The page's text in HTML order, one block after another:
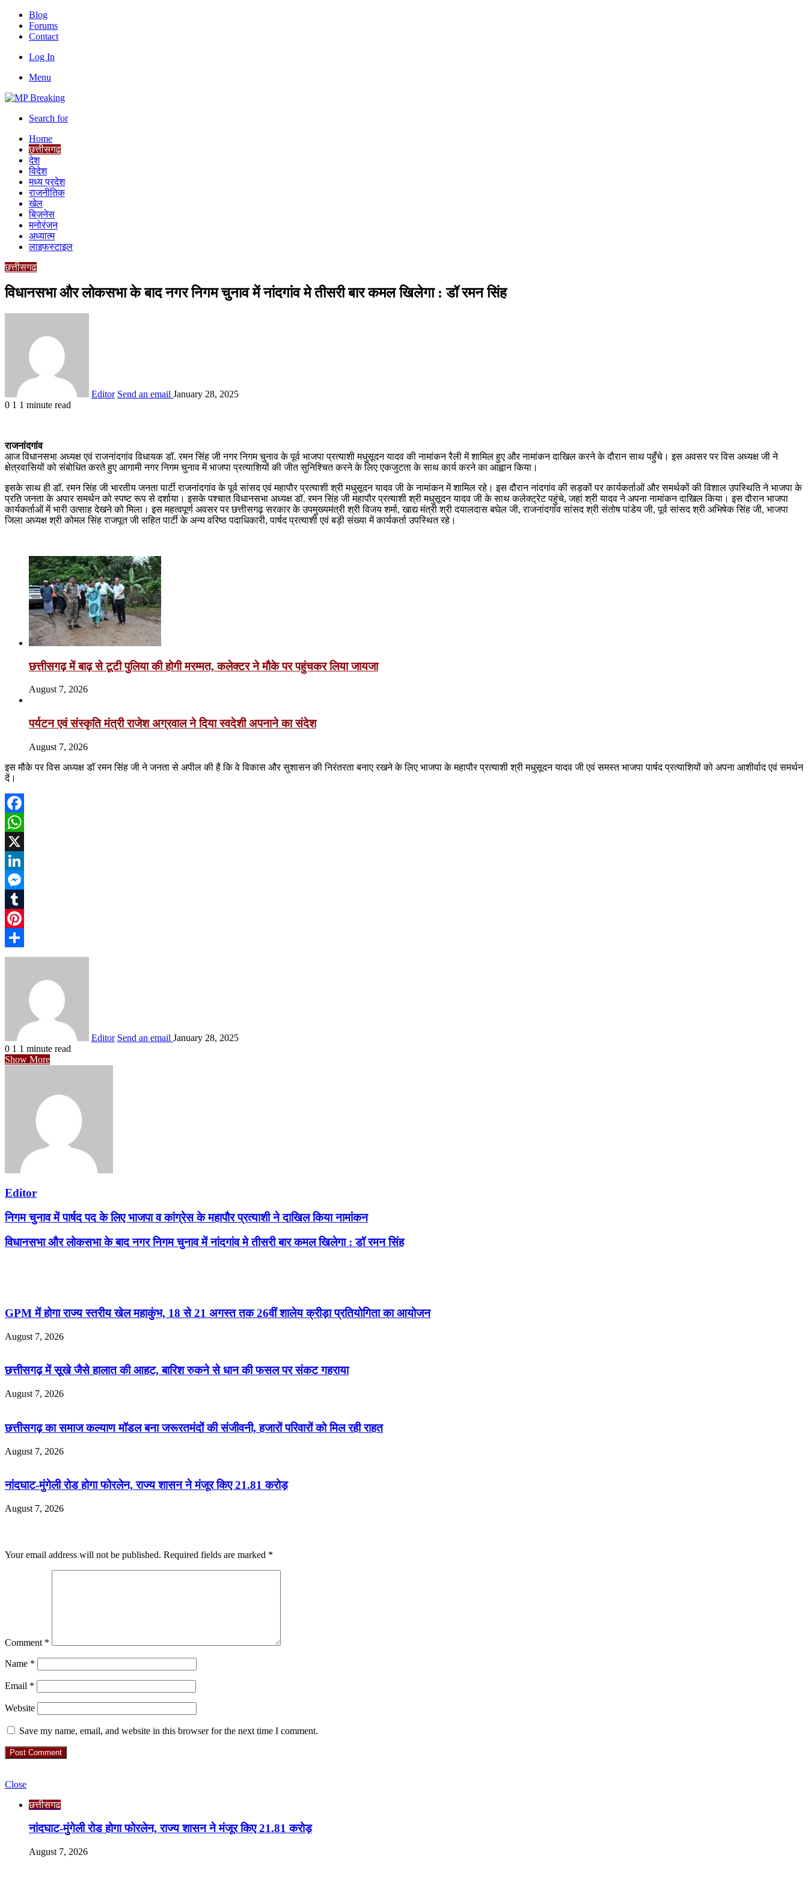
Blog
Forums
Contact
Log In
Menu
Search for
Home
छत्तीसगढ
देश
विदेश
मध्य प्रदेश
राजनीतिक
खेल
बिज़नेस
मनोरंजन
अध्यात्म
लाइफस्टाइल
छत्तीसगढ
विधानसभा और लोकसभा के बाद नगर निगम चुनाव में नांदगांव मे तीसरी बार कमल खिलेगा : डॉ रमन सिंह
Editor Send an email January 28, 2025
0 1 1 minute read
राजनांदगांव
आज विधानसभा अध्यक्ष एवं राजनांदगांव विधायक डॉ. रमन सिंह जी नगर निगम चुनाव के पूर्व भाजपा प्रत्याशी मधुसूदन यादव की नामांकन रैली में शामिल हुए और नामांकन दाखिल करने के दौरान साथ पहुँचे। इस अवसर पर विस अध्यक्ष जी ने
क्षेत्रवासियों को संबोधित करते हुए आगामी नगर निगम चुनाव में भाजपा प्रत्याशियों की जीत सुनिश्चित करने के लिए एकजुटता के साथ कार्य करने का आह्वान किया।
इसके साथ ही डॉ. रमन सिंह जी भारतीय जनता पार्टी राजनांदगांव के पूर्व सांसद एवं महापौर प्रत्याशी श्री मधुसूदन यादव जी के नामांकन में शामिल रहे। इस दौरान नांदगांव की सड़कों पर कार्यकर्ताओं और समर्थकों की विशाल उपस्थिति ने भाजपा के
प्रति जनता के अपार समर्थन को स्पष्ट रूप से दर्शाया। इसके पश्चात विधानसभा अध्यक्ष डॉ. रमन सिंह जी महापौर प्रत्याशी श्री मधुसूदन यादव जी के साथ कलेक्ट्रेट पहुंचे, जहां श्री यादव ने अपना नामांकन दाखिल किया। इस दौरान भाजपा
कार्यकर्ताओं में भारी उत्साह देखने को मिला। इस महत्वपूर्ण अवसर पर छत्तीसगढ़ सरकार के उपमुख्यमंत्री श्री विजय शर्मा, खाद्य मंत्री श्री दयालदास बघेल जी, राजनांदगांव सांसद श्री संतोष पांडेय जी, पूर्व सांसद श्री अभिषेक सिंह जी, भाजपा
जिला अध्यक्ष श्री कोमल सिंह राजपूत जी सहित पार्टी के अन्य वरिष्ठ पदाधिकारी, पार्षद प्रत्याशी एवं बड़ी संख्या में कार्यकर्ता उपस्थित रहे।
छत्तीसगढ़ में बाढ़ से टूटी पुलिया की होगी मरम्मत, कलेक्टर ने मौके पर पहुंचकर लिया जायजा
August 7, 2026
पर्यटन एवं संस्कृति मंत्री राजेश अग्रवाल ने दिया स्वदेशी अपनाने का संदेश
August 7, 2026
इस मौके पर विस अध्यक्ष डॉ रमन सिंह जी ने जनता से अपील की है कि वे विकास और सुशासन की निरंतरता बनाए रखने के लिए भाजपा के महापौर प्रत्याशी श्री मधुसूदन यादव जी एवं समस्त भाजपा पार्षद प्रत्याशियों को अपना आशीर्वाद एवं समर्थन
दें।
Facebook
WhatsApp
X
LinkedIn
Messenger
Tumblr
Pinterest
Share
Editor Send an email January 28, 2025
0 1 1 minute read
Show More
Editor
निगम चुनाव में पार्षद पद के लिए भाजपा व कांग्रेस के महापौर प्रत्याशी ने दाखिल किया नामांकन
विधानसभा और लोकसभा के बाद नगर निगम चुनाव में नांदगांव मे तीसरी बार कमल खिलेगा : डॉ रमन सिंह
GPM में होगा राज्य स्तरीय खेल महाकुंभ, 18 से 21 अगस्त तक 26वीं शालेय क्रीड़ा प्रतियोगिता का आयोजन
August 7, 2026
छत्तीसगढ़ में सूखे जैसे हालात की आहट, बारिश रुकने से धान की फसल पर संकट गहराया
August 7, 2026
छत्तीसगढ़ का समाज कल्याण मॉडल बना जरूरतमंदों की संजीवनी, हजारों परिवारों को मिल रही राहत
August 7, 2026
नांदघाट-मुंगेली रोड होगा फोरलेन, राज्य शासन ने मंजूर किए 21.81 करोड़
August 7, 2026
Your email address will not be published. Required fields are marked *
Comment *
Name *
Email *
Website
Save my name, email, and website in this browser for the next time I comment.
Close
छत्तीसगढ
नांदघाट-मुंगेली रोड होगा फोरलेन, राज्य शासन ने मंजूर किए 21.81 करोड़
August 7, 2026